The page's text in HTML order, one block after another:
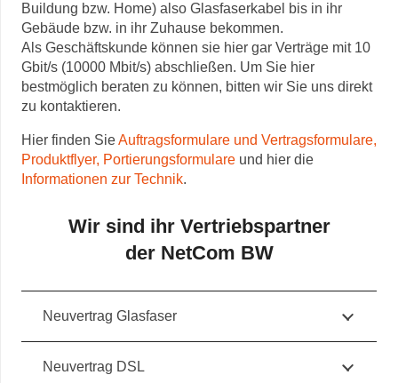
Buildung bzw. Home) also Glasfaserkabel bis in ihr
Gebäude bzw. in ihr Zuhause bekommen.
Als Geschäftskunde können sie hier gar Verträge mit 10
Gbit/s (10000 Mbit/s) abschließen. Um Sie hier
bestmöglich beraten zu können, bitten wir Sie uns direkt
zu kontaktieren.
Hier finden SieAuftragsformulare und Vertragsformulare,
Produktflyer, Portierungsformulare und hier die
Informationen zur Technik.
Wir sind ihr Vertriebspartner
der NetCom BW
Neuvertrag Glasfaser
Neuvertrag DSL